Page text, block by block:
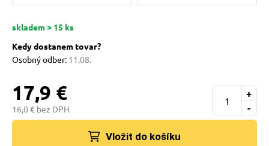
skladem > 15 ks
Kedy dostanem tovar?
Osobný odber: 11.08.
17,9 €
16,0 € bez DPH -
+
Vložit do košíku